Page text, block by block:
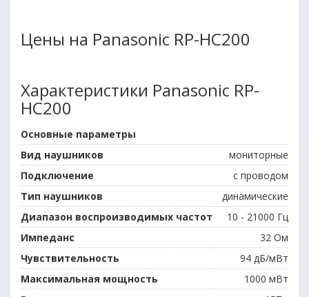
Цены на Panasonic RP-HC200
Характеристики Panasonic RP-
HC200
Основные параметры
Вид наушников
мониторные
Подключение
с проводом
Тип наушников
динамические
Диапазон воспроизводимых частот
10 - 21000 Гц
Импеданс
32 Ом
Чувствительность
94 дБ/мВт
Максимальная мощность
1000 мВт